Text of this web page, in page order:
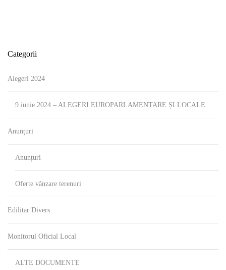
Categorii
Alegeri 2024
9 iunie 2024 – ALEGERI EUROPARLAMENTARE ȘI LOCALE
Anunțuri
Anunțuri
Oferte vânzare terenuri
Edilitar Divers
Monitorul Oficial Local
ALTE DOCUMENTE